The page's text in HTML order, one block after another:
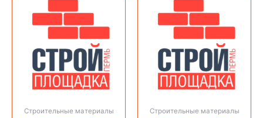
Строительные материалы Строительные материалы